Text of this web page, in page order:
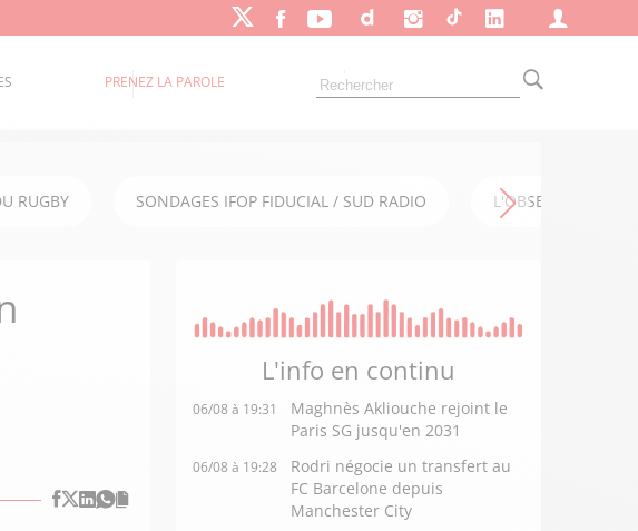
PRENEZ LA PAROLE
RUGBY SONDAGES IFOP FIDUCIAL / SUD RADIO L'OBSERVATOIRE
L'info en continu
06/08 à 19:31
Maghnès Akliouche rejoint le
Paris SG jusqu'en 2031
06/08 à 19:28
Rodri négocie un transfert au
FC Barcelone depuis
Manchester City